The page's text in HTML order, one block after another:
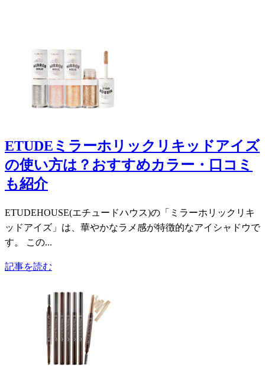
ETUDEミラーホリックリキッドアイズ
の使い方は？おすすめカラー・口コミ
も紹介
ETUDEHOUSE(エチュードハウス)の「ミラーホリックリキ
ッドアイズ」は、華やかなラメ感が特徴的なアイシャドウで
す。 この...
記事を読む